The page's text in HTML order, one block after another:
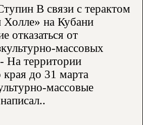
В связи с терактом
на Кубани
отказаться от
массовых
На территории
края до 31 марта
массовые